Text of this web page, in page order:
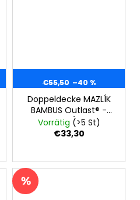
€55,50 –40 %
Doppeldecke MAZLÍK
BAMBUS Outlast® -
denim/blau
Vorrätig (>5 St)
€33,30